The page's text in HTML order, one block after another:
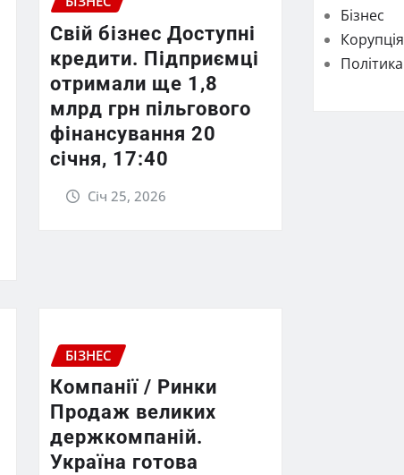
Свій бізнес Доступні
кредити. Підприємці
отримали ще 1,8
млрд грн пільгового
фінансування 20
січня, 17:40
Січ 25, 2026
БІЗНЕС
Компанії / Ринки
Продаж великих
держкомпаній.
Україна готова
Бізнес
Корупція
Політика